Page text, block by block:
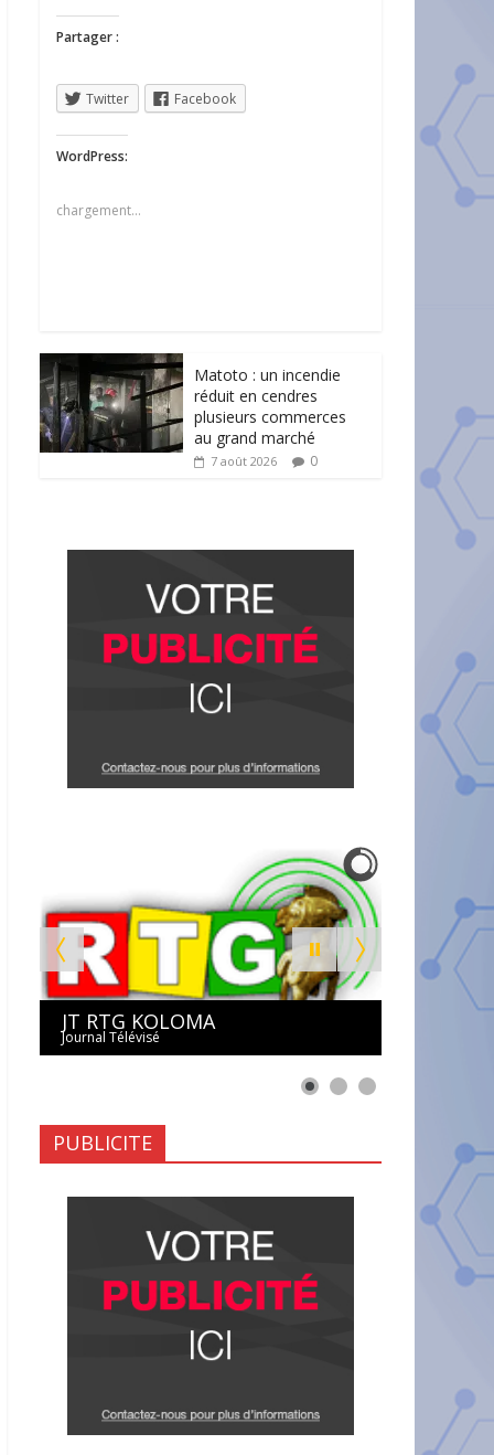
Partager :
Twitter Facebook
WordPress:
chargement…
Matoto : un incendie
réduit en cendres
plusieurs commerces
au grand marché
7 août 2026 0
JT RTG KOLOMA
Journal Télévisé
PUBLICITE